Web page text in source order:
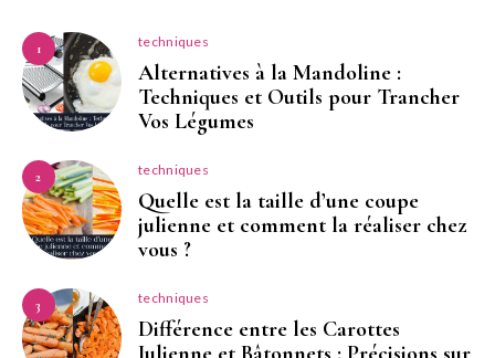
1 techniques
Alternatives à la Mandoline :
Techniques et Outils pour Trancher
Vos Légumes
2 techniques
Quelle est la taille d’une coupe
julienne et comment la réaliser chez
vous ?
3 techniques
Différence entre les Carottes